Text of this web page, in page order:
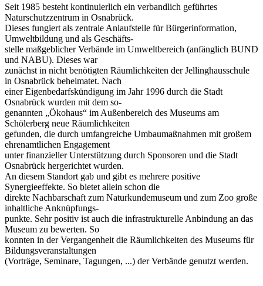
Seit 1985 besteht kontinuierlich ein verbandlich geführtes
Naturschutzzentrum in Osnabrück.
Dieses fungiert als zentrale Anlaufstelle für Bürgerinformation,
Umweltbildung und als Geschäfts-
stelle maßgeblicher Verbände im Umweltbereich (anfänglich BUND
und NABU). Dieses war
zunächst in nicht benötigten Räumlichkeiten der Jellinghausschule
in Osnabrück beheimatet. Nach
einer Eigenbedarfskündigung im Jahr 1996 durch die Stadt
Osnabrück wurden mit dem so-
genannten „Ökohaus“ im Außenbereich des Museums am
Schölerberg neue Räumlichkeiten
gefunden, die durch umfangreiche Umbaumaßnahmen mit großem
ehrenamtlichen Engagement
unter finanzieller Unterstützung durch Sponsoren und die Stadt
Osnabrück hergerichtet wurden.
An diesem Standort gab und gibt es mehrere positive
Synergieeffekte. So bietet allein schon die
direkte Nachbarschaft zum Naturkundemuseum und zum Zoo große
inhaltliche Anknüpfungs-
punkte. Sehr positiv ist auch die infrastrukturelle Anbindung an das
Museum zu bewerten. So
konnten in der Vergangenheit die Räumlichkeiten des Museums für
Bildungsveranstaltungen
(Vorträge, Seminare, Tagungen, ...) der Verbände genutzt werden.